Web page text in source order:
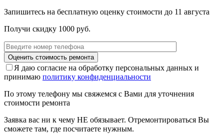
Запишитесь на бесплатную оценку стоимости до 11 августа
Получи скидку 1000 руб.
Я даю согласие на обработку персональных данных и
принимаю политику конфиденциальности
По этому телефону мы свяжемся с Вами для уточнения
стоимости ремонта
Заявка вас ни к чему НЕ обязывает. Отремонтироваться Вы
сможете там, где посчитаете нужным.